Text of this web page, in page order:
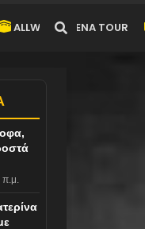
ALLWYN-ARENA TOUR
π.μ.